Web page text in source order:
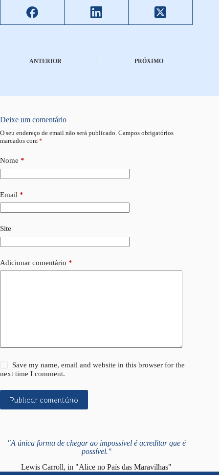
ANTERIOR PRÓXIMO
Deixe um comentário
O seu endereço de email não será publicado. Campos obrigatórios
marcados com *
Nome *
Email *
Site
Adicionar comentário *
Save my name, email and website in this browser for the
next time I comment.
Publicar comentário
"A única forma de chegar ao impossível é acreditar que é
possível."
Lewis Carroll, in "Alice no País das Maravilhas"